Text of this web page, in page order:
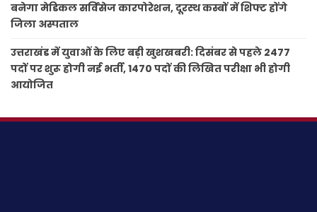
बनेगा मेडिकल सर्विसेज कारपोरेशन, दूरस्थ कस्बों में शिफ्ट होंगे
जिला अस्पताल
उत्तराखंड में युवाओं के लिए बड़ी खुशखबरी: दिसंबर से पहले 2477
पदों पर शुरू होगी नई भर्ती, 1470 पदों की लिखित परीक्षा भी होगी
आयोजित